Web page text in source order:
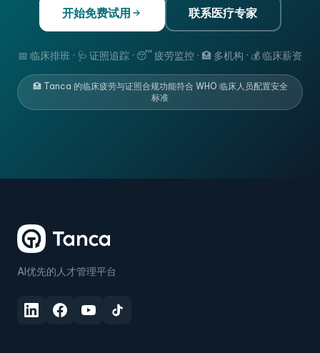
开始免费试用 联系医疗专家
📅 临床排班 · 🩺 证照追踪 · 😴 疲劳监控 · 🏥 多机构 · 💰 临床薪资
🏥 Tanca 的临床疲劳与证照合规功能符合 WHO 临床人员配置安全
标准
AI优先的人才管理平台